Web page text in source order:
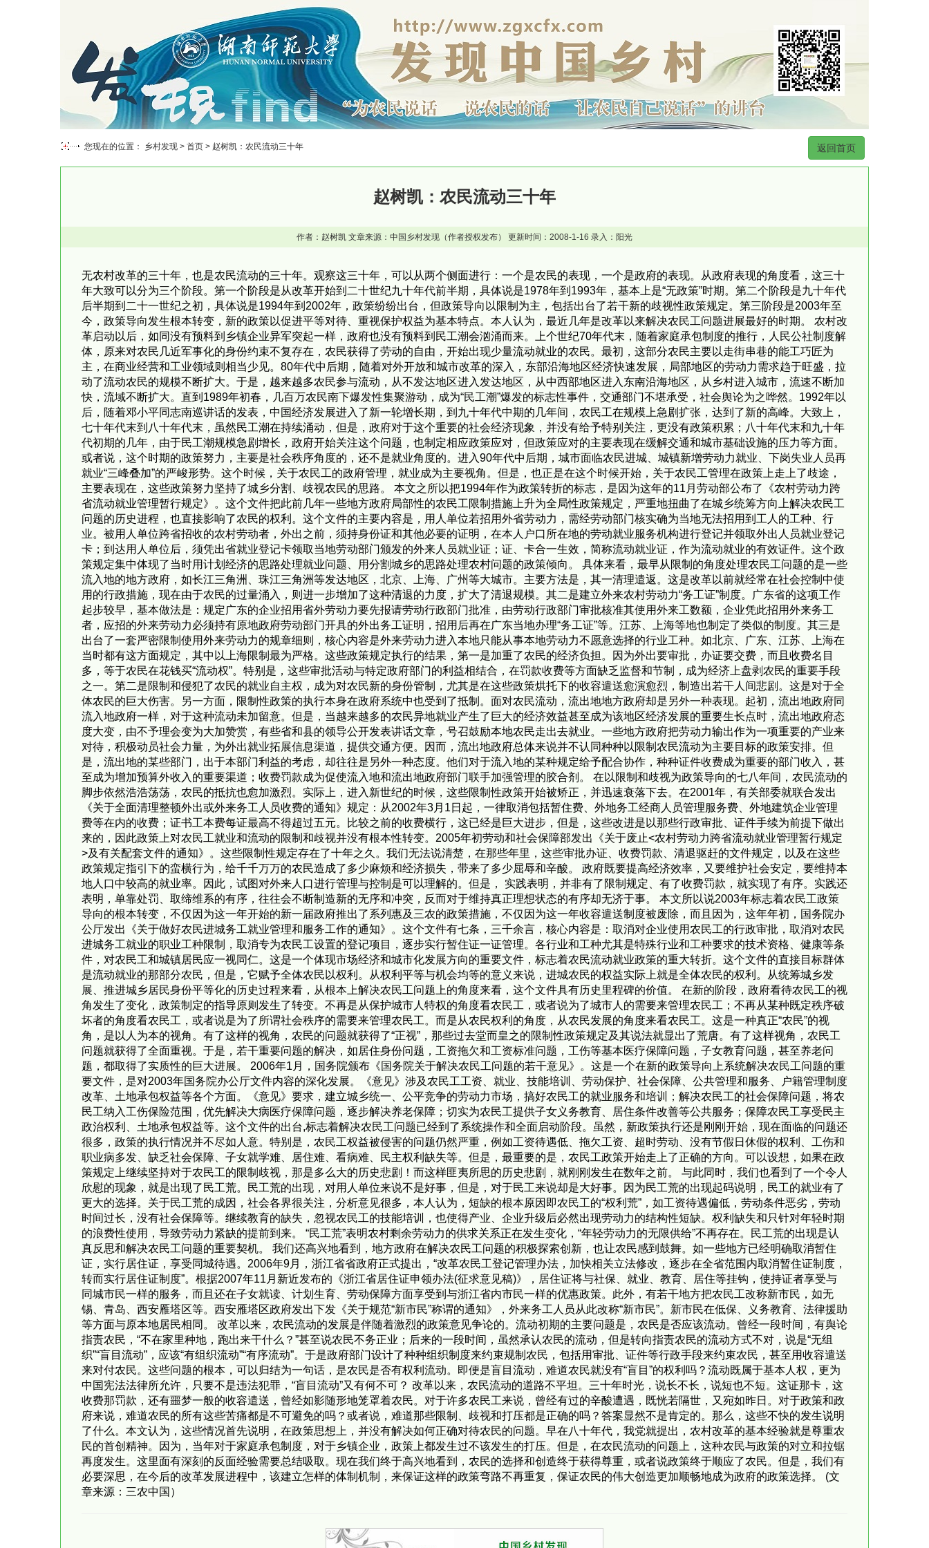
您现在的位置： 乡村发现 > 首页 > 赵树凯：农民流动三十年 返回首页
赵树凯：农民流动三十年
作者：赵树凯 文章来源：中国乡村发现（作者授权发布） 更新时间：2008-1-16 录入：阳光
无农村改革的三十年，也是农民流动的三十年。观察这三十年，可以从两个侧面进行：一个是农民的表现，一个是政府的表现。从政府表现的角度看，这三十
年大致可以分为三个阶段。第一个阶段是从改革开始到二十世纪九十年代前半期，具体说是1978年到1993年，基本上是“无政策”时期。第二个阶段是九十年代
后半期到二十一世纪之初，具体说是1994年到2002年，政策纷纷出台，但政策导向以限制为主，包括出台了若干新的歧视性政策规定。第三阶段是2003年至
今，政策导向发生根本转变，新的政策以促进平等对待、重视保护权益为基本特点。本人认为，最近几年是改革以来解决农民工问题进展最好的时期。 农村改
革启动以后，如同没有预料到乡镇企业异军突起一样，政府也没有预料到民工潮会汹涌而来。上个世纪70年代末，随着家庭承包制度的推行，人民公社制度解
体，原来对农民几近军事化的身份约束不复存在，农民获得了劳动的自由，开始出现少量流动就业的农民。最初，这部分农民主要以走街串巷的能工巧匠为
主，在商业经营和工业领域则相当少见。80年代中后期，随着对外开放和城市改革的深入，东部沿海地区经济快速发展，局部地区的劳动力需求趋于旺盛，拉
动了流动农民的规模不断扩大。于是，越来越多农民参与流动，从不发达地区进入发达地区，从中西部地区进入东南沿海地区，从乡村进入城市，流速不断加
快，流域不断扩大。直到1989年初春，几百万农民南下爆发性集聚游动，成为“民工潮”爆发的标志性事件，交通部门不堪承受，社会舆论为之哗然。1992年以
后，随着邓小平同志南巡讲话的发表，中国经济发展进入了新一轮增长期，到九十年代中期的几年间，农民工在规模上急剧扩张，达到了新的高峰。大致上，
七十年代末到八十年代末，虽然民工潮在持续涌动，但是，政府对于这个重要的社会经济现象，并没有给予特别关注，更没有政策积累；八十年代末和九十年
代初期的几年，由于民工潮规模急剧增长，政府开始关注这个问题，也制定相应政策应对，但政策应对的主要表现在缓解交通和城市基础设施的压力等方面。
或者说，这个时期的政策努力，主要是社会秩序角度的，还不是就业角度的。进入90年代中后期，城市面临农民进城、城镇新增劳动力就业、下岗失业人员再
就业“三峰叠加”的严峻形势。这个时候，关于农民工的政府管理，就业成为主要视角。但是，也正是在这个时候开始，关于农民工管理在政策上走上了歧途，
主要表现在，这些政策努力坚持了城乡分割、歧视农民的思路。 本文之所以把1994年作为政策转折的标志，是因为这年的11月劳动部公布了《农村劳动力跨
省流动就业管理暂行规定》。这个文件把此前几年一些地方政府局部性的农民工限制措施上升为全局性政策规定，严重地扭曲了在城乡统筹方向上解决农民工
问题的历史进程，也直接影响了农民的权利。这个文件的主要内容是，用人单位若招用外省劳动力，需经劳动部门核实确为当地无法招用到工人的工种、行
业。被用人单位跨省招收的农村劳动者，外出之前，须持身份证和其他必要的证明，在本人户口所在地的劳动就业服务机构进行登记并领取外出人员就业登记
卡；到达用人单位后，须凭出省就业登记卡领取当地劳动部门颁发的外来人员就业证；证、卡合一生效，简称流动就业证，作为流动就业的有效证件。这个政
策规定集中体现了当时用计划经济的思路处理就业问题、用分割城乡的思路处理农村问题的政策倾向。 具体来看，最早从限制的角度处理农民工问题的是一些
流入地的地方政府，如长江三角洲、珠江三角洲等发达地区，北京、上海、广州等大城市。主要方法是，其一清理遣返。这是改革以前就经常在社会控制中使
用的行政措施，现在由于农民的过量涌入，则进一步增加了这种清退的力度，扩大了清退规模。其二是建立外来农村劳动力“务工证”制度。广东省的这项工作
起步较早，基本做法是：规定广东的企业招用省外劳动力要先报请劳动行政部门批准，由劳动行政部门审批核准其使用外来工数额，企业凭此招用外来务工
者，应招的外来劳动力必须持有原地政府劳动部门开具的外出务工证明，招用后再在广东当地办理“务工证”等。江苏、上海等地也制定了类似的制度。其三是
出台了一套严密限制使用外来劳动力的规章细则，核心内容是外来劳动力进入本地只能从事本地劳动力不愿意选择的行业工种。如北京、广东、江苏、上海在
当时都有这方面规定，其中以上海限制最为严格。这些政策规定执行的结果，第一是加重了农民的经济负担。因为外出要审批，办证要交费，而且收费名目
多，等于农民在花钱买“流动权”。特别是，这些审批活动与特定政府部门的利益相结合，在罚款收费等方面缺乏监督和节制，成为经济上盘剥农民的重要手段
之一。第二是限制和侵犯了农民的就业自主权，成为对农民新的身份管制，尤其是在这些政策烘托下的收容遣送愈演愈烈，制造出若干人间悲剧。这是对于全
体农民的巨大伤害。另一方面，限制性政策的执行本身在政府系统中也受到了抵制。面对农民流动，流出地地方政府却是另外一种表现。起初，流出地政府同
流入地政府一样，对于这种流动未加留意。但是，当越来越多的农民异地就业产生了巨大的经济效益甚至成为该地区经济发展的重要生长点时，流出地政府态
度大变，由不予理会变为大加赞赏，有些省和县的领导公开发表讲话文章，号召鼓励本地农民走出去就业。一些地方政府把劳动力输出作为一项重要的产业来
对待，积极动员社会力量，为外出就业拓展信息渠道，提供交通方便。因而，流出地政府总体来说并不认同种种以限制农民流动为主要目标的政策安排。但
是，流出地的某些部门，出于本部门利益的考虑，却往往是另外一种态度。他们对于流入地的某种规定给予配合协作，种种证件收费成为重要的部门收入，甚
至成为增加预算外收入的重要渠道；收费罚款成为促使流入地和流出地政府部门联手加强管理的胶合剂。 在以限制和歧视为政策导向的七八年间，农民流动的
脚步依然浩浩荡荡，农民的抵抗也愈加激烈。实际上，进入新世纪的时候，这些限制性政策开始被矫正，并迅速衰落下去。在2001年，有关部委就联合发出
《关于全面清理整顿外出或外来务工人员收费的通知》规定：从2002年3月1日起，一律取消包括暂住费、外地务工经商人员管理服务费、外地建筑企业管理
费等在内的收费；证书工本费每证最高不得超过五元。比较之前的收费横行，这已经是巨大进步，但是，这些改进是以那些行政审批、证件手续为前提下做出
来的，因此政策上对农民工就业和流动的限制和歧视并没有根本性转变。2005年初劳动和社会保障部发出《关于废止<农村劳动力跨省流动就业管理暂行规定
>及有关配套文件的通知》。这些限制性规定存在了十年之久。我们无法说清楚，在那些年里，这些审批办证、收费罚款、清退驱赶的文件规定，以及在这些
政策规定指引下的蛮横行为，给千千万万的农民造成了多少麻烦和经济损失，带来了多少屈辱和辛酸。 政府既要提高经济效率，又要维护社会安定，要维持本
地人口中较高的就业率。因此，试图对外来人口进行管理与控制是可以理解的。但是， 实践表明，并非有了限制规定、有了收费罚款，就实现了有序。实践还
表明，单靠处罚、取缔维系的有序，往往会不断制造新的无序和冲突，反而对于维持真正理想状态的有序却无济于事。 本文所以说2003年标志着农民工政策
导向的根本转变，不仅因为这一年开始的新一届政府推出了系列惠及三农的政策措施，不仅因为这一年收容遣送制度被废除，而且因为，这年年初，国务院办
公厅发出《关于做好农民进城务工就业管理和服务工作的通知》。这个文件有七条，三千余言，核心内容是：取消对企业使用农民工的行政审批，取消对农民
进城务工就业的职业工种限制，取消专为农民工设置的登记项目，逐步实行暂住证一证管理。各行业和工种尤其是特殊行业和工种要求的技术资格、健康等条
件，对农民工和城镇居民应一视同仁。这是一个体现市场经济和城市化发展方向的重要文件，标志着农民流动就业政策的重大转折。这个文件的直接目标群体
是流动就业的那部分农民，但是，它赋予全体农民以权利。从权利平等与机会均等的意义来说，进城农民的权益实际上就是全体农民的权利。从统筹城乡发
展、推进城乡居民身份平等化的历史过程来看，从根本上解决农民工问题上的角度来看，这个文件具有历史里程碑的价值。 在新的阶段，政府看待农民工的视
角发生了变化，政策制定的指导原则发生了转变。不再是从保护城市人特权的角度看农民工，或者说为了城市人的需要来管理农民工；不再从某种既定秩序破
坏者的角度看农民工，或者说是为了所谓社会秩序的需要来管理农民工。而是从农民权利的角度，从农民发展的角度来看农民工。这是一种真正“农民”的视
角，是以人为本的视角。有了这样的视角，农民的问题就获得了“正视”，那些过去堂而皇之的限制性政策规定及其说法就显出了荒唐。有了这样视角，农民工
问题就获得了全面重视。于是，若干重要问题的解决，如居住身份问题，工资拖欠和工资标准问题，工伤等基本医疗保障问题，子女教育问题，甚至养老问
题，都取得了实质性的巨大进展。 2006年1月，国务院颁布《国务院关于解决农民工问题的若干意见》。这是一个在新的政策导向上系统解决农民工问题的重
要文件，是对2003年国务院办公厅文件内容的深化发展。《意见》涉及农民工工资、就业、技能培训、劳动保护、社会保障、公共管理和服务、户籍管理制度
改革、土地承包权益等各个方面。《意见》要求，建立城乡统一、公平竞争的劳动力市场，搞好农民工的就业服务和培训；解决农民工的社会保障问题，将农
民工纳入工伤保险范围，优先解决大病医疗保障问题，逐步解决养老保障；切实为农民工提供子女义务教育、居住条件改善等公共服务；保障农民工享受民主
政治权利、土地承包权益等。这个文件的出台,标志着解决农民工问题已经到了系统操作和全面启动阶段。虽然，新政策执行还是刚刚开始，现在面临的问题还
很多，政策的执行情况并不尽如人意。特别是，农民工权益被侵害的问题仍然严重，例如工资待遇低、拖欠工资、超时劳动、没有节假日休假的权利、工伤和
职业病多发、缺乏社会保障、子女就学难、居住难、看病难、民主权利缺失等。但是，最重要的是，农民工政策开始走上了正确的方向。可以设想，如果在政
策规定上继续坚持对于农民工的限制歧视，那是多么大的历史悲剧！而这样匪夷所思的历史悲剧，就刚刚发生在数年之前。 与此同时，我们也看到了一个令人
欣慰的现象，就是出现了民工荒。民工荒的出现，对用人单位来说不是好事，但是，对于民工来说却是大好事。因为民工荒的出现起码说明，民工的就业有了
更大的选择。关于民工荒的成因，社会各界很关注，分析意见很多，本人认为，短缺的根本原因即农民工的“权利荒”，如工资待遇偏低，劳动条件恶劣，劳动
时间过长，没有社会保障等。继续教育的缺失，忽视农民工的技能培训，也使得产业、企业升级后必然出现劳动力的结构性短缺。权利缺失和只针对年轻时期
的浪费性使用，导致劳动力紧缺的提前到来。 “民工荒”表明农村剩余劳动力的供求关系正在发生变化，“年轻劳动力的无限供给”不再存在。民工荒的出现是认
真反思和解决农民工问题的重要契机。 我们还高兴地看到，地方政府在解决农民工问题的积极探索创新，也让农民感到鼓舞。如一些地方已经明确取消暂住
证，实行居住证，享受同城待遇。2006年9月，浙江省省政府正式提出，“改革农民工登记管理办法，加快相关立法修改，逐步在全省范围内取消暂住证制度，
转而实行居住证制度”。根据2007年11月新近发布的《浙江省居住证申领办法(征求意见稿)》，居住证将与社保、就业、教育、居住等挂钩，使持证者享受与
同城市民一样的服务，而且还在子女就读、计划生育、劳动保障方面享受到与浙江省内市民一样的优惠政策。此外，有若干地方把农民工改称新市民，如无
锡、青岛、西安雁塔区等。西安雁塔区政府发出下发《关于规范“新市民”称谓的通知》，外来务工人员从此改称“新市民”。新市民在低保、义务教育、法律援助
等方面与原本地居民相同。 改革以来，农民流动的发展是伴随着激烈的政策意见争论的。流动初期的主要问题是，农民是否应该流动。曾经一段时间，有舆论
指责农民，“不在家里种地，跑出来干什么？”甚至说农民不务正业；后来的一段时间，虽然承认农民的流动，但是转向指责农民的流动方式不对，说是“无组
织”“盲目流动”，应该“有组织流动”“有序流动”。于是政府部门设计了种种组织制度来约束规制农民，包括用审批、证件等行政手段来约束农民，甚至用收容遣送
来对付农民。这些问题的根本，可以归结为一句话，是农民是否有权利流动。即便是盲目流动，难道农民就没有“盲目”的权利吗？流动既属于基本人权，更为
中国宪法法律所允许，只要不是违法犯罪，“盲目流动”又有何不可？ 改革以来，农民流动的道路不平坦。三十年时光，说长不长，说短也不短。这证那卡，这
收费那罚款，还有噩梦一般的收容遣送，曾经如影随形地笼罩着农民。对于许多农民工来说，曾经有过的辛酸遭遇，既恍若隔世，又宛如昨日。对于政策和政
府来说，难道农民的所有这些苦痛都是不可避免的吗？或者说，难道那些限制、歧视和打压都是正确的吗？答案显然不是肯定的。那么，这些不快的发生说明
了什么。本文认为，这些情况首先说明，在政策思想上，并没有解决如何正确对待农民的问题。早在八十年代，我党就提出，农村改革的基本经验就是尊重农
民的首创精神。因为，当年对于家庭承包制度，对于乡镇企业，政策上都发生过不该发生的打压。但是，在农民流动的问题上，这种农民与政策的对立和拉锯
再度发生。这里面有深刻的反面经验需要总结吸取。现在我们终于高兴地看到，农民的选择和创造终于获得尊重，或者说政策终于顺应了农民。但是，我们有
必要深思，在今后的改革发展进程中，该建立怎样的体制机制，来保证这样的政策弯路不再重复，保证农民的伟大创造更加顺畅地成为政府的政策选择。 (文
章来源：三农中国）